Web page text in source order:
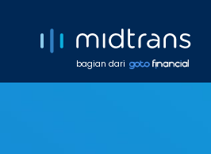
bagian dari